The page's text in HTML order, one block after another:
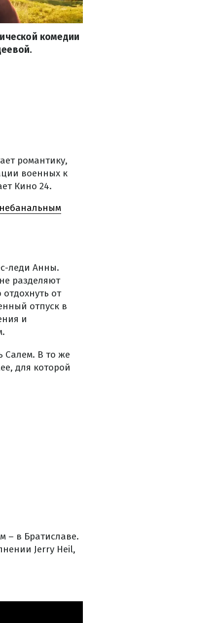
комедии
романтику,
военных к
Кино 24.
небанальным
леди Анны.
разделяют
от
отпуск в
и
Салем. В то же
для которой
– в Братиславе.
Jerry Heil,